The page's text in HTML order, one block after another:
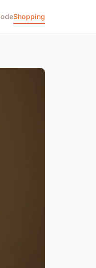
Shopping